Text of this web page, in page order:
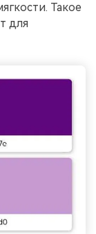
Такое
для